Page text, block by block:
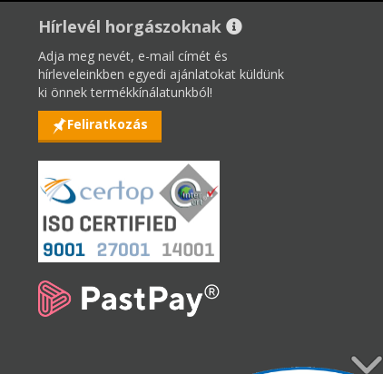
Hírlevél horgászoknak
Adja meg nevét, e-mail címét és
hírleveleinkben egyedi ajánlatokat küldünk
ki önnek termékkínálatunkból!
Feliratkozás